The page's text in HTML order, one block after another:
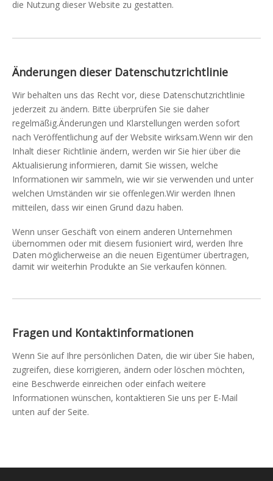
die Nutzung dieser Website zu gestatten.
Änderungen dieser Datenschutzrichtlinie
Wir behalten uns das Recht vor, diese Datenschutzrichtlinie
jederzeit zu ändern. Bitte überprüfen Sie sie daher
regelmäßig.Änderungen und Klarstellungen werden sofort
nach Veröffentlichung auf der Website wirksam.Wenn wir den
Inhalt dieser Richtlinie ändern, werden wir Sie hier über die
Aktualisierung informieren, damit Sie wissen, welche
Informationen wir sammeln, wie wir sie verwenden und unter
welchen Umständen wir sie offenlegen.Wir werden Ihnen
mitteilen, dass wir einen Grund dazu haben.
Wenn unser Geschäft von einem anderen Unternehmen
übernommen oder mit diesem fusioniert wird, werden Ihre
Daten möglicherweise an die neuen Eigentümer übertragen,
damit wir weiterhin Produkte an Sie verkaufen können.
Fragen und Kontaktinformationen
Wenn Sie auf Ihre persönlichen Daten, die wir über Sie haben,
zugreifen, diese korrigieren, ändern oder löschen möchten,
eine Beschwerde einreichen oder einfach weitere
Informationen wünschen, kontaktieren Sie uns per E-Mail
unten auf der Seite.